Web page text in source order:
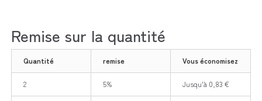
Remise sur la quantité
Quantité remise Vous économisez
2 5% Jusqu'à 0,83 €